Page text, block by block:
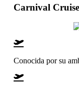
Carnival
Conocida por su